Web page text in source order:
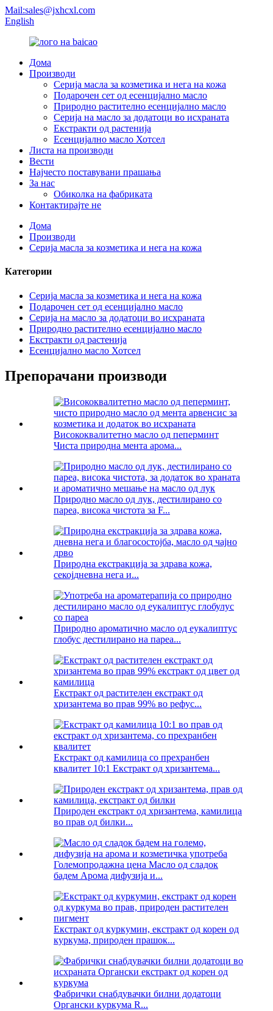
Mail:sales@jxhcxl.com
English
Дома
Производи
Серија масла за козметика и нега на кожа
Подарочен сет од есенцијално масло
Природно растително есенцијално масло
Серија на масло за додатоци во исхраната
Екстракти од растенија
Есенцијално масло Хотсел
Листа на производи
Вести
Најчесто поставувани прашања
За нас
Обиколка на фабриката
Контактирајте не
Дома
Производи
Серија масла за козметика и нега на кожа
Категории
Серија масла за козметика и нега на кожа
Подарочен сет од есенцијално масло
Серија на масло за додатоци во исхраната
Природно растително есенцијално масло
Екстракти од растенија
Есенцијално масло Хотсел
Препорачани производи
Висококвалитетно масло од пеперминт
Чиста природна мента арома...
Природно масло од лук, дестилирано со
пареа, висока чистота за F...
Природна екстракција за здрава кожа,
секојдневна нега и...
Природно ароматично масло од еукалиптус
глобус дестилирано на пареа...
Екстракт од растителен екстракт од
хризантема во прав 99% во рефус...
Екстракт од камилица со прехранбен
квалитет 10:1 Екстракт од хризантема...
Природен екстракт од хризантема, камилица
во прав од билки...
Големопродажна цена Масло од сладок
бадем Арома дифузија и...
Екстракт од куркумин, екстракт од корен од
куркума, природен прашок...
Фабрички снабдувачки билни додатоци
Органски куркума R...